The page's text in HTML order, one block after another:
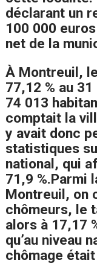
déclarant un
100 000
net de la
À Montreuil,
77,12 % au
74 013
comptait la
y avait donc
statistiques
national, qui
71,9 %.Parmi
Montreuil, on
chômeurs, le
alors à 17,17
qu’au niveau
chômage